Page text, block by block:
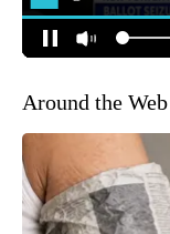
Around the Web